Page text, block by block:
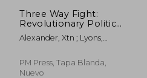
Three Way Fight:
Revolutionary Politics
and Antifascism (en
Inglés)
Alexander, Xtn ; Lyons,
Janeen
PM Press, Tapa Blanda,
Nuevo